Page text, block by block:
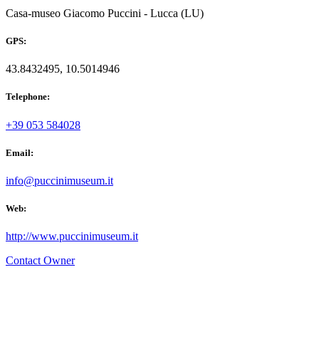
Casa-museo Giacomo Puccini - Lucca (LU)
GPS:
43.8432495, 10.5014946
Telephone:
+39 053 584028
Email:
info@puccinimuseum.it
Web:
http://www.puccinimuseum.it
Contact Owner